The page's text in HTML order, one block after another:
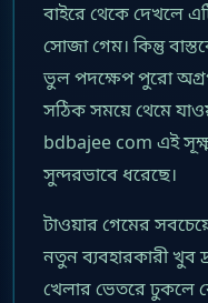
বাইরে থেকে দেখলে
সোজা গেম। কিন্তু
ভুল পদক্ষেপ পুরো
সঠিক সময়ে থেমে
bdbajee com এই
সুন্দরভাবে ধরেছে।
টাওয়ার গেমের
নতুন ব্যবহারকারী খুব
খেলার ভেতরে ঢুকলে